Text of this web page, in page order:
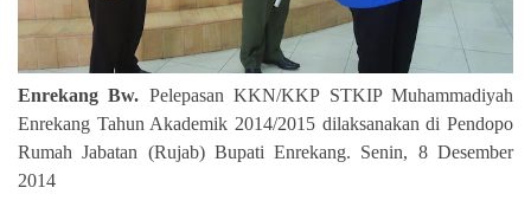
Enrekang Bw. Pelepasan KKN/KKP STKIP Muhammadiyah
Enrekang Tahun Akademik 2014/2015 dilaksanakan di Pendopo
Rumah Jabatan (Rujab) Bupati Enrekang. Senin, 8 Desember
2014